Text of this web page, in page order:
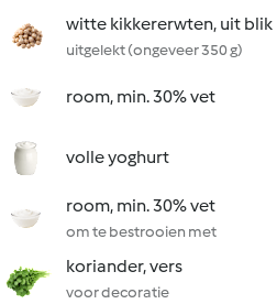
witte kikkererwten, uit blik
uitgelekt (ongeveer 350 g)
room, min. 30% vet
volle yoghurt
room, min. 30% vet
om te bestrooien met
koriander, vers
voor decoratie